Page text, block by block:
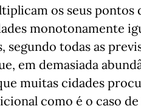
os seus pontos
monotonamente
segundo todas as
em demasiada
muitas cidades
como é o caso